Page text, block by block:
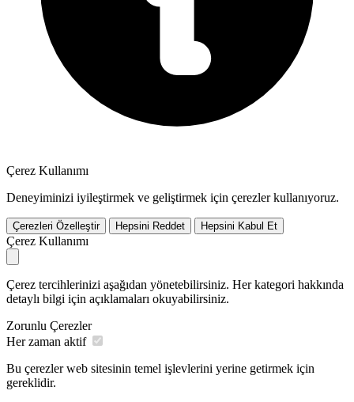
Çerez Kullanımı
Deneyiminizi iyileştirmek ve geliştirmek için çerezler kullanıyoruz.
Çerezleri Özelleştir Hepsini Reddet Hepsini Kabul Et
Çerez Kullanımı
Çerez tercihlerinizi aşağıdan yönetebilirsiniz. Her kategori hakkında
detaylı bilgi için açıklamaları okuyabilirsiniz.
Zorunlu Çerezler
Her zaman aktif
Bu çerezler web sitesinin temel işlevlerini yerine getirmek için
gereklidir.